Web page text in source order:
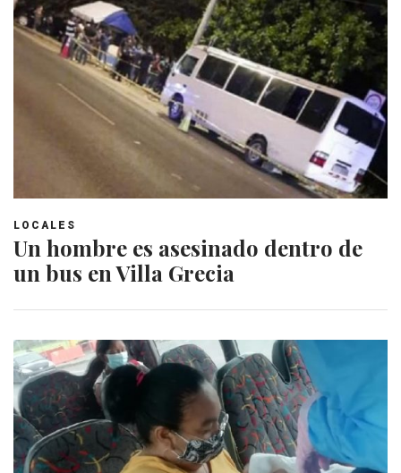
LOCALES
Un hombre es asesinado dentro de
un bus en Villa Grecia